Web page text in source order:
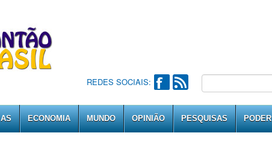
REDES SOCIAIS:
ECONOMIA MUNDO OPINIÃO PESQUISAS PODER